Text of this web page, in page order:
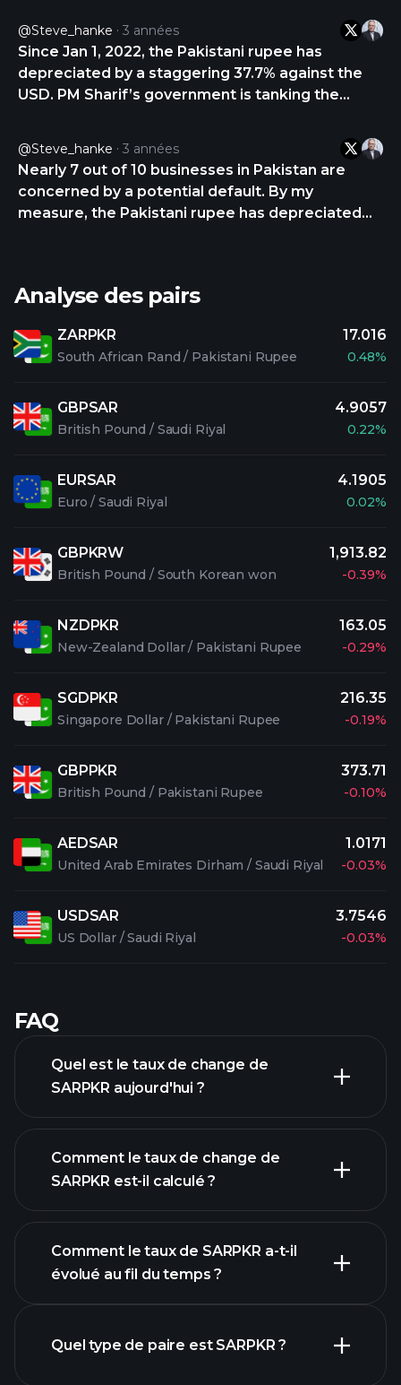
@steve_hanke 3 années
Since Jan 1, 2022, the Pakistani rupee has
depreciated by a staggering 37.7% against the
USD. PM Sharif’s government is tanking the
@steve_hanke 3 années
Nearly 7 out of 10 businesses in Pakistan are
concerned by a potential default. By my
measure, the Pakistani rupee has depreciated
Analyse des pairs
ZARPKR
South African Rand / Pakistani Rupee
17.016
0.48%
GBPSAR
British Pound / Saudi Riyal
4.9057
0.22%
EURSAR
Euro / Saudi Riyal
4.1905
0.02%
GBPKRW
British Pound / South Korean won
1,913.82
-0.39%
NZDPKR
New-Zealand Dollar / Pakistani Rupee
163.05
-0.29%
SGDPKR
Singapore Dollar / Pakistani Rupee
216.35
-0.19%
GBPPKR
British Pound / Pakistani Rupee
373.71
-0.10%
AEDSAR
United Arab Emirates Dirham / Saudi Riyal
1.0171
-0.03%
USDSAR
US Dollar / Saudi Riyal
3.7546
-0.03%
FAQ
Quel est le taux de change de
SARPKR aujourd'hui ?
graphique avancé
Comment le taux de change de
SARPKR est-il calculé ?
Comment le taux de SARPKR a-t-il
évolué au fil du temps ?
Quel type de paire est SARPKR ?